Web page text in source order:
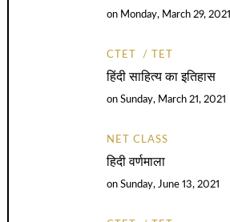
on Monday, March 29, 2021
CTET TET
हिंदी साहित्य का इतिहास
onSunday, March 21, 2021
NET CLASS
हिदी वर्णमाला
onSunday, June 13, 2021